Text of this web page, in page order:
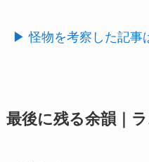
▶ 怪物を考察した記事
最後に残る余韻｜